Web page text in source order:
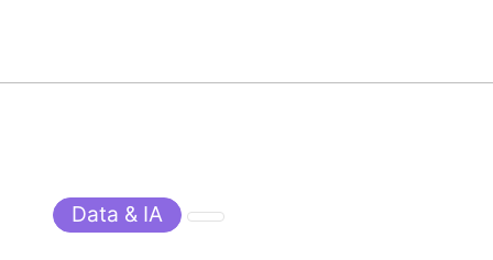
Data & IA